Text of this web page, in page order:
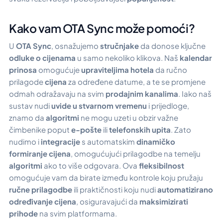
Kako vam OTA Sync može pomoći?
U OTA Sync , osnažujemo stručnjake da donose ključne
odluke o cijenama u samo nekoliko klikova. Naš kalendar
prinosa omogućujeupraviteljima hotela da ručno
prilagodecijena za određene datume, a te se promjene
odmah odražavaju na svim prodajnim kanalima . Iako naš
sustav nudiuvide u stvarnom vremenu i prijedloge,
znamo da algoritmi ne mogu uzeti u obzir važne
čimbenike poput e-pošte ilitelefonskih upita . Zato
nudimo i integracije s automatskim dinamičko
formiranje cijena , omogućujući prilagodbe na temelju
algoritmi ako to više odgovara. Ova fleksibilnost
omogućuje vam da birate između kontrole koju pružaju
ručne prilagodbe ili praktičnosti koju nudiautomatizirano
određivanje cijena , osiguravajući da maksimizirati
prihode na svim platformama.